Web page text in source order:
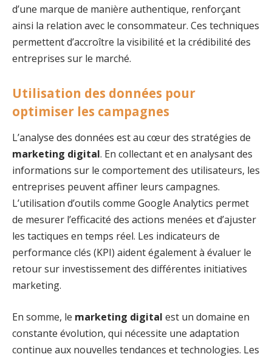
d’une marque de manière authentique, renforçant
ainsi la relation avec le consommateur. Ces techniques
permettent d’accroître la visibilité et la crédibilité des
entreprises sur le marché.
Utilisation des données pour
optimiser les campagnes
L’analyse des données est au cœur des stratégies de
marketing digital. En collectant et en analysant des
informations sur le comportement des utilisateurs, les
entreprises peuvent affiner leurs campagnes.
L’utilisation d’outils comme Google Analytics permet
de mesurer l’efficacité des actions menées et d’ajuster
les tactiques en temps réel. Les indicateurs de
performance clés (KPI) aident également à évaluer le
retour sur investissement des différentes initiatives
marketing.
En somme, le marketing digital est un domaine en
constante évolution, qui nécessite une adaptation
continue aux nouvelles tendances et technologies. Les